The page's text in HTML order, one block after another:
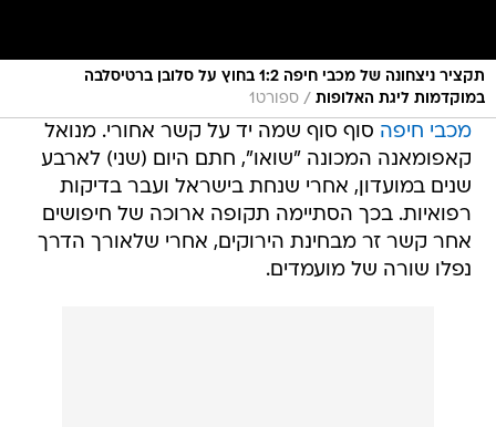
תקציר ניצחונה של מכבי חיפה 1:2 בחוץ על סלובן ברטיסלבה
במוקדמות ליגת האלופות / ספורט1
מכבי חיפה סוף סוף שמה יד על קשר אחורי. מנואל
קאפומאנה המכונה "שואו", חתם היום (שני) לארבע
שנים במועדון, אחרי שנחת בישראל ועבר בדיקות
רפואיות. בכך הסתיימה תקופה ארוכה של חיפושים
אחר קשר זר מבחינת הירוקים, אחרי שלאורך הדרך
נפלו שורה של מועמדים.